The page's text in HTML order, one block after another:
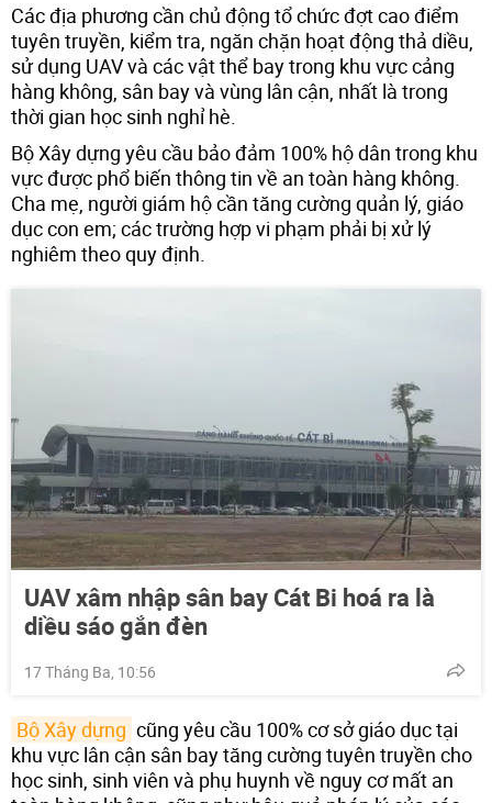
Các địa phương cần chủ động tổ chức đợt cao điểm
tuyên truyền, kiểm tra, ngăn chặn hoạt động thả diều,
sử dụng UAV và các vật thể bay trong khu vực cảng
hàng không, sân bay và vùng lân cận, nhất là trong
thời gian học sinh nghỉ hè.
Bộ Xây dựng yêu cầu bảo đảm 100% hộ dân trong khu
vực được phổ biến thông tin về an toàn hàng không.
Cha mẹ, người giám hộ cần tăng cường quản lý, giáo
dục con em; các trường hợp vi phạm phải bị xử lý
nghiêm theo quy định.
UAV xâm nhập sân bay Cát Bi hoá ra là
diều sáo gắn đèn
17 Tháng Ba, 10:56
Bộ Xây dựng cũng yêu cầu 100% cơ sở giáo dục tại
khu vực lân cận sân bay tăng cường tuyên truyền cho
học sinh, sinh viên và phụ huynh về nguy cơ mất an